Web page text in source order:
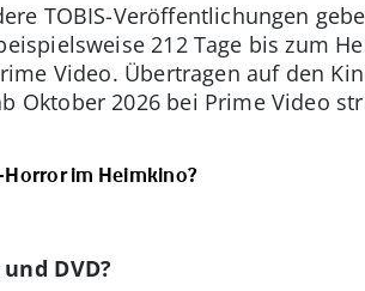
TOBIS-Veröffentlichungen
212 Tage bis zum
Video. Übertragen auf den
Oktober 2026 bei Prime Video
Horror im Heimkino?
DVD?